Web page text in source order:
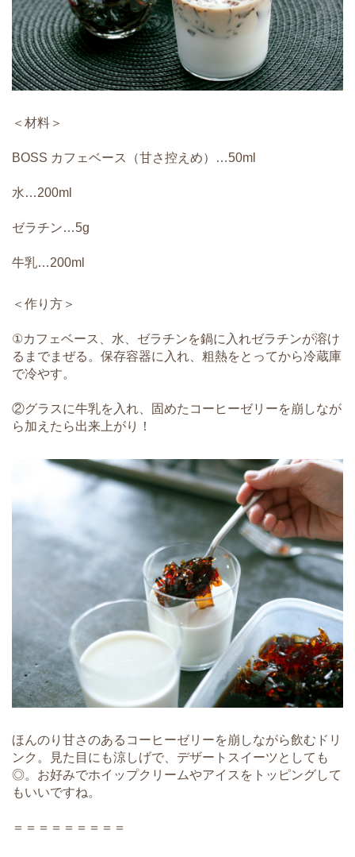
＜材料＞
BOSS カフェベース（甘さ控えめ）…50ml
水…200ml
ゼラチン…5g
牛乳…200ml
＜作り方＞
①カフェベース、水、ゼラチンを鍋に入れゼラチンが溶け
るまでまぜる。保存容器に入れ、粗熱をとってから冷蔵庫
で冷やす。
②グラスに牛乳を入れ、固めたコーヒーゼリーを崩しなが
ら加えたら出来上がり！
ほんのり甘さのあるコーヒーゼリーを崩しながら飲むドリ
ンク。見た目にも涼しげで、デザートスイーツとしても
◎。お好みでホイップクリームやアイスをトッピングして
もいいですね。
＝＝＝＝＝＝＝＝＝